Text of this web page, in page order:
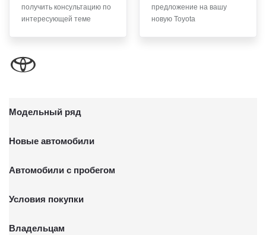
письменного заявления Обществу заказным почтовым
ТПЗ «Алтуфьево», вл. 5, стр. 1.
получить консультацию по
интересующей теме
предложение на вашу
новую Toyota
Модельный ряд
Новые автомобили
Автомобили с пробегом
Условия покупки
Владельцам